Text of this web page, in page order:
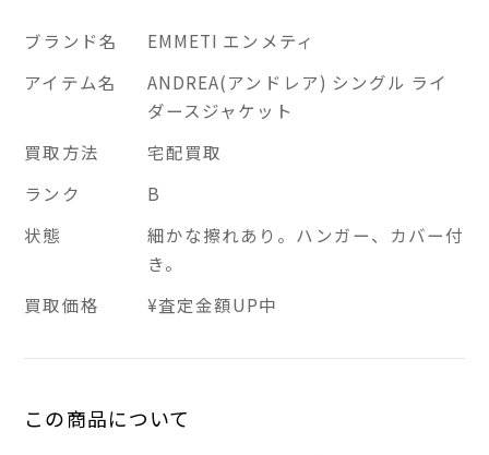
ブランド名
EMMETI エンメティ
アイテム名
ANDREA(アンドレア) シングル ライ
ダースジャケット
買取方法
宅配買取
ランク
B
状態
細かな擦れあり。ハンガー、カバー付
き。
買取価格
¥査定金額UP中
この商品について